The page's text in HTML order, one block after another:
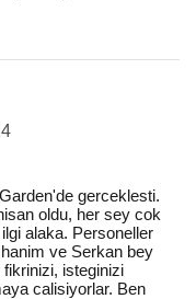
gerceklesti.
oldu, her sey cok
alaka. Personeller
ve Serkan bey
isteginizi
calisiyorlar. Ben